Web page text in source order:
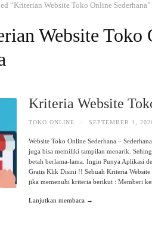
“Kriterian Website Toko Online Sederhana”
Website Toko
Kriteria Website
TOKO ONLINE · SEPTEMBER 1,
Website Toko Online Sederhana –
juga bisa memiliki tampilan menarik.
betah berlama-lama. Ingin Punya Aplikasi
Gratis Klik Disini !! Sebuah Kriteria
jika memenuhi kriteria berikut : Memberi
Lanjutkan membaca →